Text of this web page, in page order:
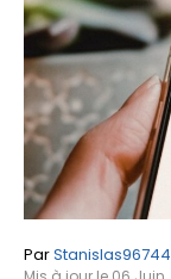
ParStanislas96744